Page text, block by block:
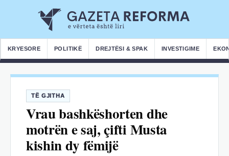
KRYESORE POLITIKË DREJTËSI & SPAK INVESTIGIME
TË GJITHA
Vrau bashkëshorten dhe
motrën e saj, çifti Musta
kishin dy fëmijë